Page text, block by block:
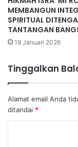
MEMBANGUN
SPIRITUAL
TANTANGAN
19 Januari 2026
Tinggalkan
Alamat email Anda
ditandai *